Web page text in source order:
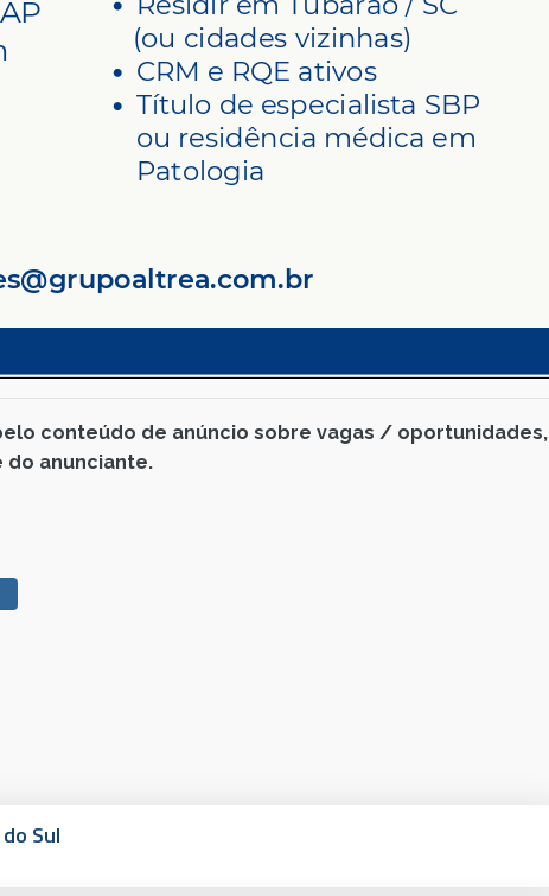
conteúdo de anúncio sobre vagas / oportunidades,
anunciante.
Sul